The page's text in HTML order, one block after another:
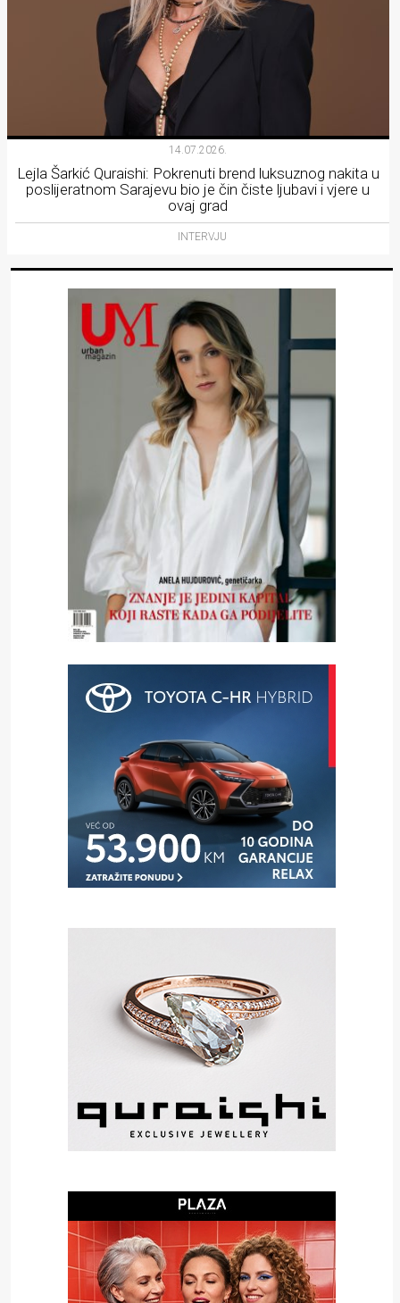
14.07.2026.
Lejla Šarkić Quraishi: Pokrenuti brend luksuznog nakita u
poslijeratnom Sarajevu bio je čin čiste ljubavi i vjere u
ovaj grad
INTERVJU